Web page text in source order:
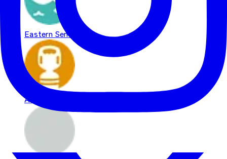
Eastern Sendai
Akiu